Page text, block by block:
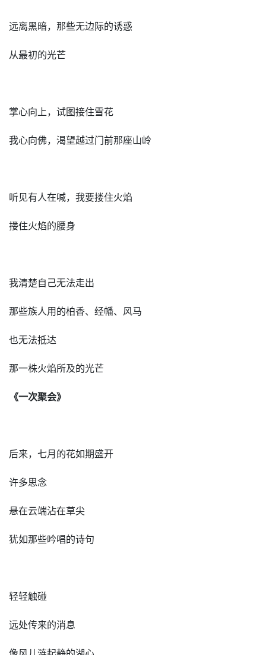
远离黑暗，那些无边际的诱惑
从最初的光芒
掌心向上，试图接住雪花
我心向佛，渴望越过门前那座山岭
听见有人在喊，我要搂住火焰
搂住火焰的腰身
我清楚自己无法走出
那些族人用的柏香、经幡、风马
也无法抵达
那一株火焰所及的光芒
《一次聚会》
后来，七月的花如期盛开
许多思念
悬在云端沾在草尖
犹如那些吟唱的诗句
轻轻触碰
远处传来的消息